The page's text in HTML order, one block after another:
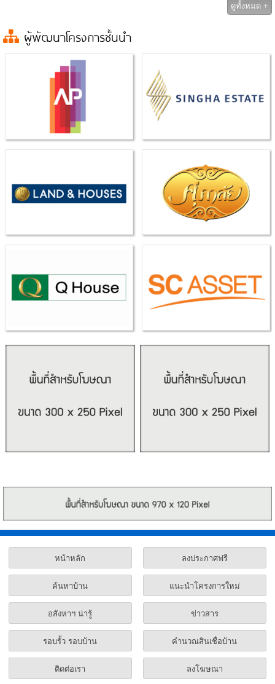
ดูทั้งหมด +
ผู้พัฒนาโครงการชั้นนำ
หน้าหลัก ลงประกาศฟรี
ค้นหาบ้าน แนะนำโครงการใหม่
อสังหาฯ น่ารู้ ข่าวสาร
รอบรั้ว รอบบ้าน คำนวณสินเชื่อบ้าน
ติดต่อเรา ลงโฆษณา